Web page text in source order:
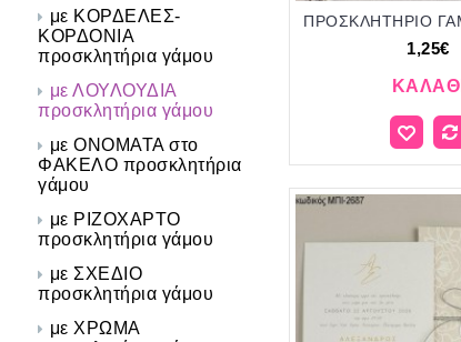
με ΚΟΡΔΕΛΕΣ-
ΚΟΡΔΟΝΙΑ
προσκλητήρια γάμου
με ΛΟΥΛΟΥΔΙΑ
προσκλητήρια γάμου
με ΟΝΟΜΑΤΑ στο
ΦΑΚΕΛΟ προσκλητήρια
γάμου
με ΡΙΖΟΧΑΡΤΟ
προσκλητήρια γάμου
με ΣΧΕΔΙΟ
προσκλητήρια γάμου
με ΧΡΩΜΑ
1,25€
ΚΑΛΆΘΙ